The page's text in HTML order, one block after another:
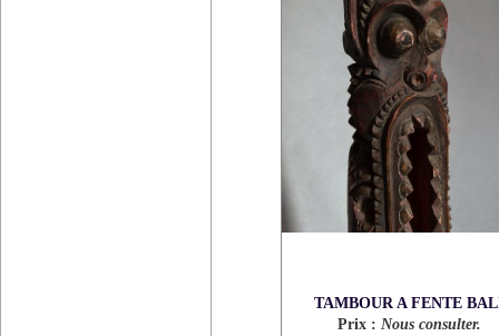
TAMBOUR A FENTE
Prix : Nous consulter.